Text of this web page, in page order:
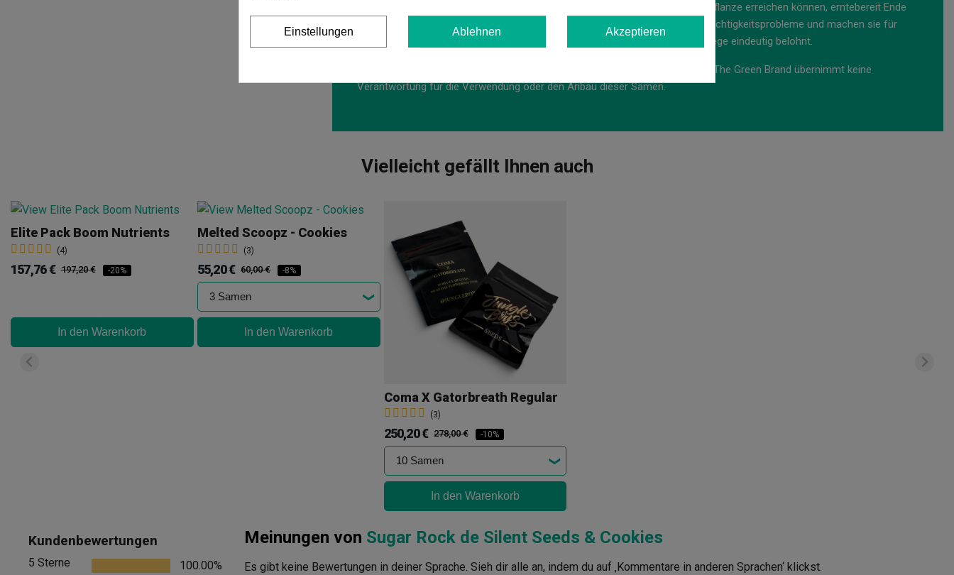
entwickelt sie große, sehr produktive Pflanzen, die über 1,4 kg pro Pflanze erreichen können, erntebereit Ende
September. Ihre offene Struktur und gute natürliche Belüftung reduzieren Feuchtigkeitsprobleme und machen sie für
gemäßigte und trockene Klimazonen geeignet. Eine dankbare Genetik, die Pflege eindeutig belohnt.
Cannabis-Samen werden zu dekorativen und Sammlerzwecken verkauft. GB The Green Brand übernimmt keine
Verantwortung für die Verwendung oder den Anbau dieser Samen.
Vielleicht gefällt Ihnen auch
Elite Pack Boom Nutrients
(4)
157,76 € 197,20 € -20%
In den Warenkorb
Melted Scoopz - Cookies
(3)
55,20 € 60,00 € -8%
In den Warenkorb
Coma X Gatorbreath Regular
(3)
250,20 € 278,00 € -10%
In den Warenkorb
Kundenbewertungen
5 Sterne
100.00%
Meinungen von Sugar Rock de Silent Seeds & Cookies
Es gibt keine Bewertungen in deiner Sprache. Sieh dir alle an, indem du auf ‚Kommentare in anderen Sprachen‘ klickst.
Einstellungen Ablehnen Akzeptieren